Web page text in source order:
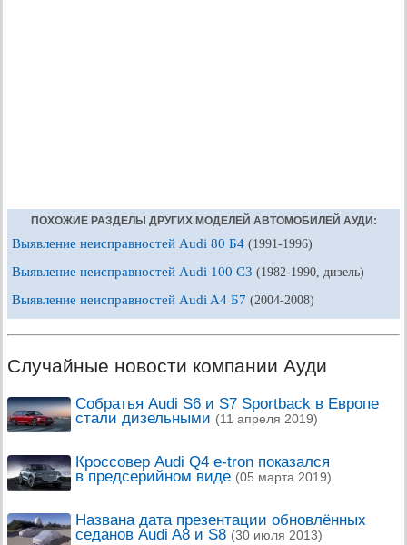
ПОХОЖИЕ РАЗДЕЛЫ ДРУГИХ МОДЕЛЕЙ АВТОМОБИЛЕЙ АУДИ:
Выявление неисправностей Audi 80 Б4 (1991-1996)
Выявление неисправностей Audi 100 С3 (1982-1990, дизель)
Выявление неисправностей Audi A4 Б7 (2004-2008)
Случайные новости компании Ауди
Собратья Audi S6 и S7 Sportback в Европе
стали дизельными (11 апреля 2019)
Кроссовер Audi Q4 e-tron показался
в предсерийном виде (05 марта 2019)
Названа дата презентации обновлённых
седанов Audi A8 и S8 (30 июля 2013)